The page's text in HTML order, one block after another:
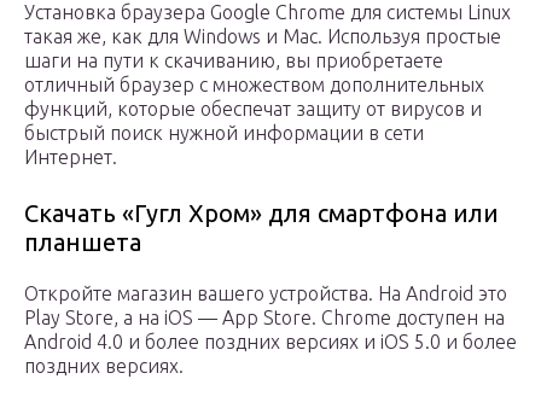
Установка браузера Google Chrome для системы Linux
такая же, как для Windows и Mac. Используя простые
шаги на пути к скачиванию, вы приобретаете
отличный браузер с множеством дополнительных
функций, которые обеспечат защиту от вирусов и
быстрый поиск нужной информации в сети
Интернет.
Скачать «Гугл Хром» для смартфона или
планшета
Откройте магазин вашего устройства. На Android это
Play Store, а на iOS — App Store. Chrome доступен на
Android 4.0 и более поздних версиях и iOS 5.0 и более
поздних версиях.